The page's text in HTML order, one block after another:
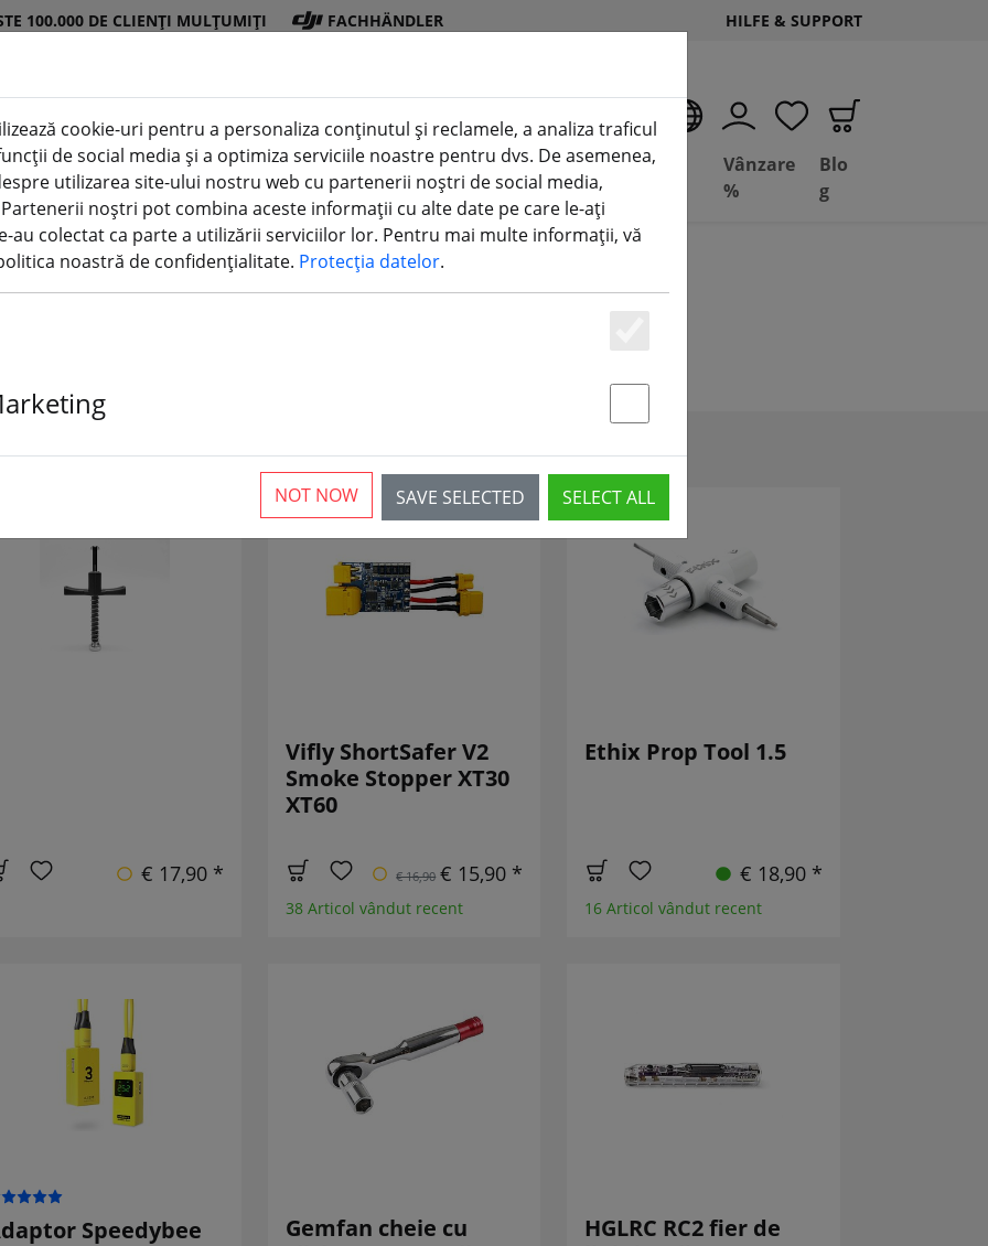
100.000 DE CLIENȚI MULȚUMIȚI FACHHÄNDLER HILFE & SUPPORT
RO
Magazin
DJI
Bater
ii
Elic
e
Accesor
ii(aktuelle Seite)
imprimare
3D
Deal
Depot
Basil
Vânzare
%
Blo
g
€ 17,90 *
REDUS!
Vifly ShortSafer V2
Smoke Stopper XT30
XT60
€ 16,90 € 15,90 *
38 Articol vândut recent
Ethix Prop Tool 1.5
€ 18,90 *
16 Articol vândut recent
Speedybee
Gemfan cheie cu
HGLRC RC2 fier de
cookie-uri pentru a personaliza conținutul și reclamele, a analiza traficul
de social media și a optimiza serviciile noastre pentru dvs. De asemenea,
utilizarea site-ului nostru web cu partenerii noștri de social media,
noștri pot combina aceste informații cu alte date pe care le-ați
au colectat ca parte a utilizării serviciilor lor. Pentru mai multe informații, vă
noastră de confidențialitate. Protecția datelor.
SAVE SELECTED SELECT ALL
NOT NOW